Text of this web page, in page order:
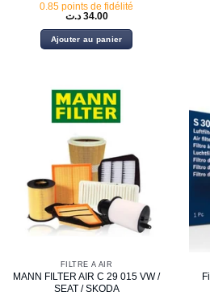
0.85 points de fidélité
34.00 د.ت
Ajouter au panier
FILTRE À AIR
MANN FILTER AIR C 29 015 VW /
SEAT / SKODA